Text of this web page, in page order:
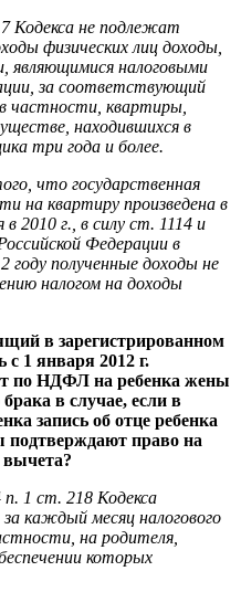
Кодекса не подлежат
физических лиц доходы,
являющимися налоговыми
за соответствующий
частности, квартиры,
находившихся в
три года и более.
что государственная
на квартиру произведена в
2010 г., в силу ст. 1114 и
Федерации в
году полученные доходы не
налогом на доходы
в зарегистрированном
с 1 января 2012 г.
по НДФЛ на ребенка жены
в случае, если в
запись об отце ребенка
подтверждают право на
вычета?
1 ст. 218 Кодекса
каждый месяц налогового
на родителя,
которых